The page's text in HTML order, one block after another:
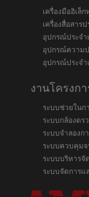
เครื่องมืออิเล็
เครื่องสื่อสารป
อุปกรณ์ประจำ
อุปกรณ์ความป
อุปกรณ์ประจำ
งานโครงกา
ระบบช่วยในก
ระบบกล้องตร
ระบบจำลองก
ระบบควบคุมจ
ระบบบริหารจั
ระบบจัดการแ